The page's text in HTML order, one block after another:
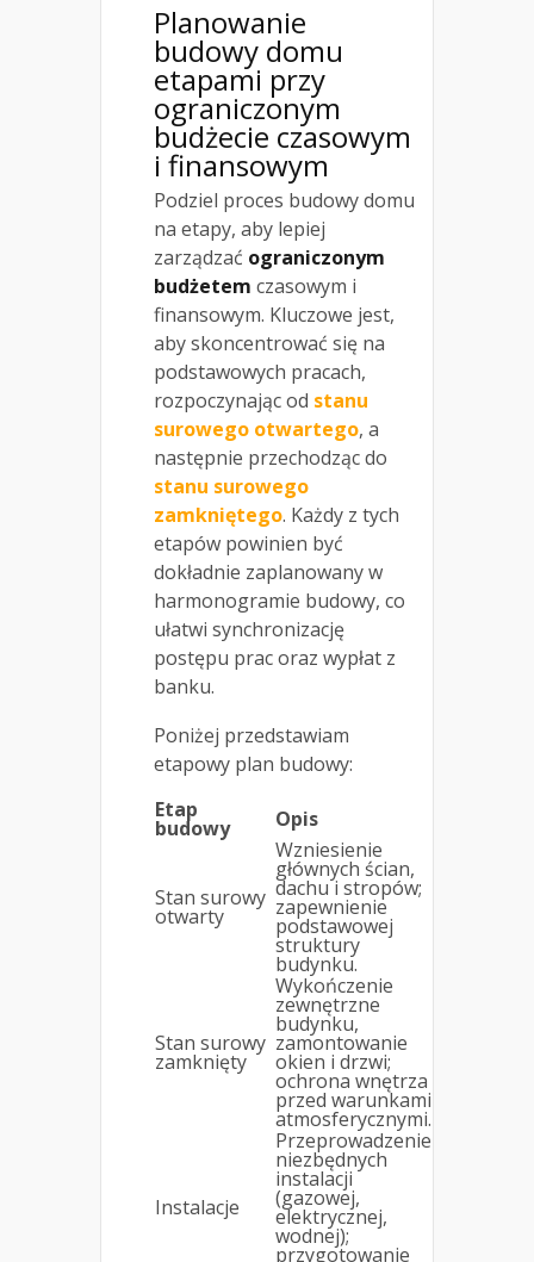
Planowanie
budowy domu
etapami przy
ograniczonym
budżecie czasowym
i finansowym
Podziel proces budowy domu
na etapy, aby lepiej
zarządzać ograniczonym
budżetem czasowym i
finansowym. Kluczowe jest,
aby skoncentrować się na
podstawowych pracach,
rozpoczynając od stanu
surowego otwartego, a
następnie przechodząc do
stanu surowego
zamkniętego. Każdy z tych
etapów powinien być
dokładnie zaplanowany w
harmonogramie budowy, co
ułatwi synchronizację
postępu prac oraz wypłat z
banku.
Poniżej przedstawiam
etapowy plan budowy:
Etap
budowy Opis
Stan surowy
otwarty
Wzniesienie
głównych ścian,
dachu i stropów;
zapewnienie
podstawowej
struktury
budynku.
Stan surowy
zamknięty
Wykończenie
zewnętrzne
budynku,
zamontowanie
okien i drzwi;
ochrona wnętrza
przed warunkami
atmosferycznymi.
Instalacje
Przeprowadzenie
niezbędnych
instalacji
(gazowej,
elektrycznej,
wodnej);
przygotowanie